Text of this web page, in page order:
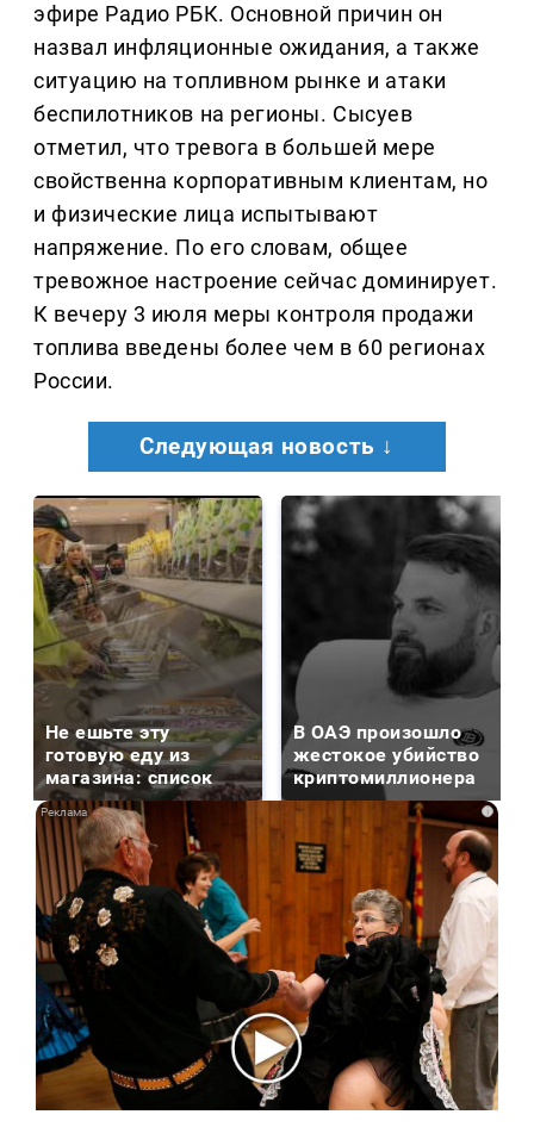
эфире Радио РБК. Основной причин он
назвал инфляционные ожидания, а также
ситуацию на топливном рынке и атаки
беспилотников на регионы. Сысуев
отметил, что тревога в большей мере
свойственна корпоративным клиентам, но
и физические лица испытывают
напряжение. По его словам, общее
тревожное настроение сейчас доминирует.
К вечеру 3 июля меры контроля продажи
топлива введены более чем в 60 регионах
России.
Следующая новость ↓
Не ешьте эту
готовую еду из
магазина: список
В ОАЭ произошло
жестокое убийство
криптомиллионера
i